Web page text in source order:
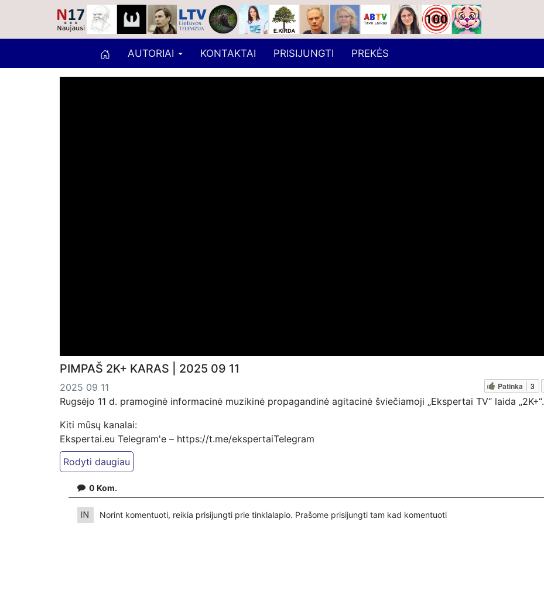
AUTORIAI KONTAKTAI PRISIJUNGTI PREKĖS
PIMPAŠ 2K+ KARAS | 2025 09 11
2025 09 11 Patinka 3
Rugsėjo 11 d. pramoginė informacinė muzikinė propagandinė agitacinė šviečiamoji „Ekspertai TV“ laida „2K+“.
Kiti mūsų kanalai:
Ekspertai.eu Telegram'e – https://t.me/ekspertaiTelegram
Dailymotion: https://www.dailymotion.com/ekspertai
https://www.ekspertai.eu
Mūsų veikla galima tik dėka skaitytojų ir žiūrovų, mus paremti galima šiais būdais:
VšĮ „Ekspertai.eu“ per PayPal paspaudę šią nuorodą – https://www.paypal.com/paypalme/Ekspertaieu?
0 Kom.
Norint komentuoti, reikia prisijungti prie tinklalapio. Prašome prisijungti tam kad komentuoti